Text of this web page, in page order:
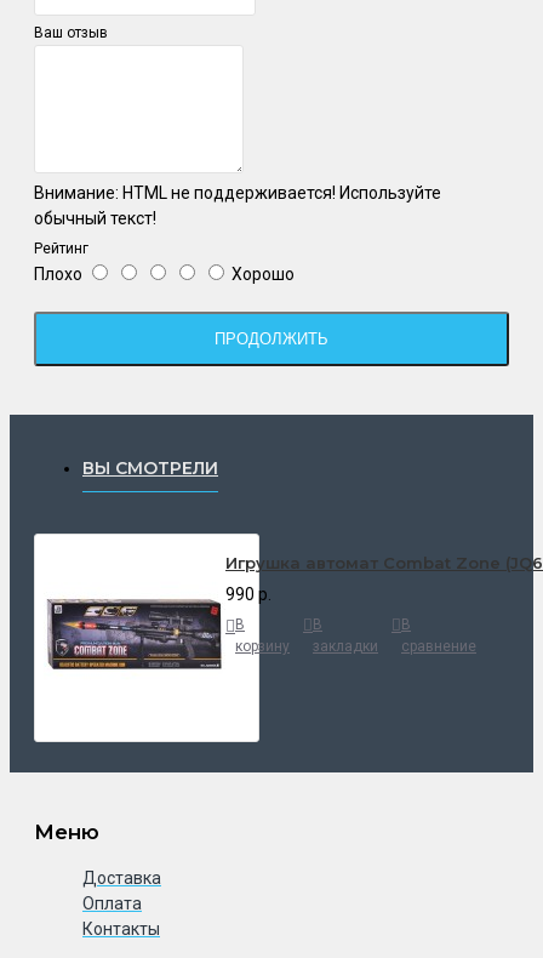
Ваш отзыв
Внимание: HTML не поддерживается! Используйте
обычный текст!
Рейтинг
Плохо Хорошо
ПРОДОЛЖИТЬ
ВЫ СМОТРЕЛИ
Игрушка автомат Combat Zone
990 р.
В
корзину
В
закладки
В
сравнение
Меню
Доставка
Оплата
Контакты